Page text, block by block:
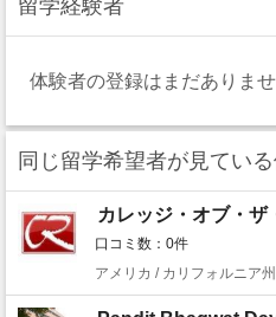
留学経験者
体験者の登録はまだありま
同じ留学希望者が見てい
カレッジ・オブ・ザ
口コミ数：0件
アメリカ / カリフォルニア